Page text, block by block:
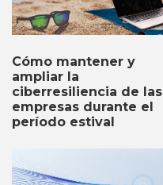
Cómo mantener y
ampliar la
ciberresiliencia de las
empresas durante el
período estival